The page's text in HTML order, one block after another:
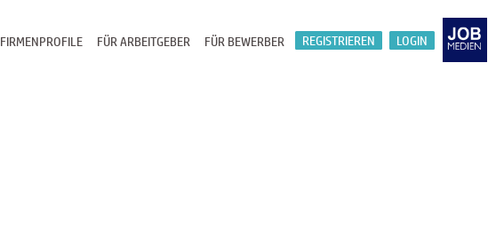
LOGIN
REGISTRIEREN
FÜR BEWERBER
FÜR ARBEITGEBER
FIRMENPROFILE